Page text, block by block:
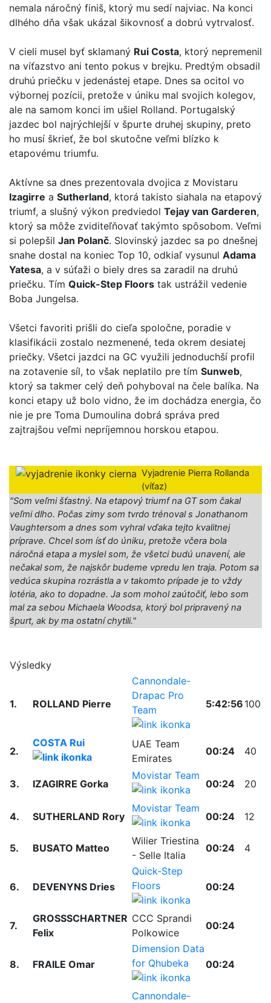
nemala náročný finiš, ktorý mu sedí najviac. Na konci
dlhého dňa však ukázal šikovnosť a dobrú vytrvalosť.
V cieli musel byť sklamaný Rui Costa, ktorý nepremenil
na víťazstvo ani tento pokus v brejku. Predtým obsadil
druhú priečku v jedenástej etape. Dnes sa ocitol vo
výbornej pozícii, pretože v úniku mal svojich kolegov,
ale na samom konci im ušiel Rolland. Portugalský
jazdec bol najrýchlejší v špurte druhej skupiny, preto
ho musí škrieť, že bol skutočne veľmi blízko k
etapovému triumfu.
Aktívne sa dnes prezentovala dvojica z Movistaru
Izagirre a Sutherland, ktorá takisto siahala na etapový
triumf, a slušný výkon predviedol Tejay van Garderen,
ktorý sa môže zviditeľňovať takýmto spôsobom. Veľmi
si polepšil Jan Polanč. Slovinský jazdec sa po dnešnej
snahe dostal na koniec Top 10, odkiaľ vysunul Adama
Yatesa, a v súťaži o biely dres sa zaradil na druhú
priečku. Tím Quick-Step Floors tak ustrážil vedenie
Boba Jungelsa.
Všetci favoriti prišli do cieľa spoločne, poradie v
klasifikácii zostalo nezmenené, teda okrem desiatej
priečky. Všetci jazdci na GC využili jednoduchší profil
na zotavenie síl, to však neplatilo pre tím Sunweb,
ktorý sa takmer celý deň pohyboval na čele balíka. Na
konci etapy už bolo vidno, že im dochádza energia, čo
nie je pre Toma Dumoulina dobrá správa pred
zajtrajšou veľmi nepríjemnou horskou etapou.
Vyjadrenie Pierra Rollanda
(víťaz)
"Som veľmi šťastný. Na etapový triumf na GT som čakal
veľmi dlho. Počas zimy som tvrdo trénoval s Jonathanom
Vaughtersom a dnes som vyhral vďaka tejto kvalitnej
príprave. Chcel som ísť do úniku, pretože včera bola
náročná etapa a myslel som, že všetci budú unavení, ale
nečakal som, že najskôr budeme vpredu len traja. Potom sa
vedúca skupina rozrástla a v takomto prípade je to vždy
lotéria, ako to dopadne. Ja som mohol zaútočiť, lebo som
mal za sebou Michaela Woodsa, ktorý bol pripravený na
špurt, ak by ma ostatní chytili."
Výsledky
1. ROLLAND Pierre
Cannondale-
Drapac Pro
Team
5:42:56 100
2.
COSTA Rui
UAE Team
Emirates
00:24 40
3. IZAGIRRE Gorka
Movistar Team
00:24 20
4. SUTHERLAND Rory
Movistar Team
00:24 12
5. BUSATO Matteo
Wilier Triestina
- Selle Italia
00:24 4
6. DEVENYNS Dries
Quick-Step
Floors
00:24
7.
GROSSSCHARTNER
Felix
CCC Sprandi
Polkowice
00:24
8. FRAILE Omar
Dimension Data
for Qhubeka
00:24
Cannondale-